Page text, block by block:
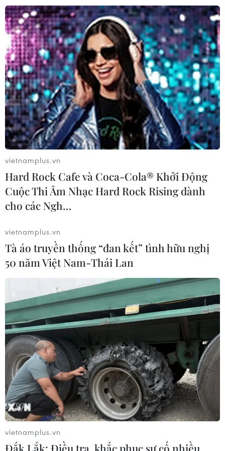
Tổng thống Tunisia công bố phiên bản
sửa đổi của dự thảo hiến pháp
09/07/2022 23:56
Hiến pháp mới, dự kiến sẽ được đưa ra trưng cầu ý dân
trong tháng này, là trọng tâm trong kế hoạch của Tổng
thống Saied nhằm tái thiết hệ thống chính trị của Tunisia.
Tunisia bầu cử Quốc hội đầu tiên từ khi
Hiến pháp mới được thông qua
17/12/2022 10:24
Dư luận cho rằng cuộc bầu cử sẽ giúp Tổng thống Kais
Saied củng cố quyền lực, điều mà phe đối lập chỉ trích
là sẽ dẫn đến nền cai trị độc tôn đối với một quốc gia
đã từ bỏ chế độ độc tài vào năm 2011.
vietnamplus.vn
Hard Rock Cafe và Coca-Cola® Khởi Động
Cuộc Thi Âm Nhạc Hard Rock Rising dành
cho các Ngh…
vietnamplus.vn
Tà áo truyền thống “đan kết” tình hữu nghị
50 năm Việt Nam-Thái Lan
vietnamplus.vn
Đắk Lắk: Điều tra, khắc phục sự cố nhiều